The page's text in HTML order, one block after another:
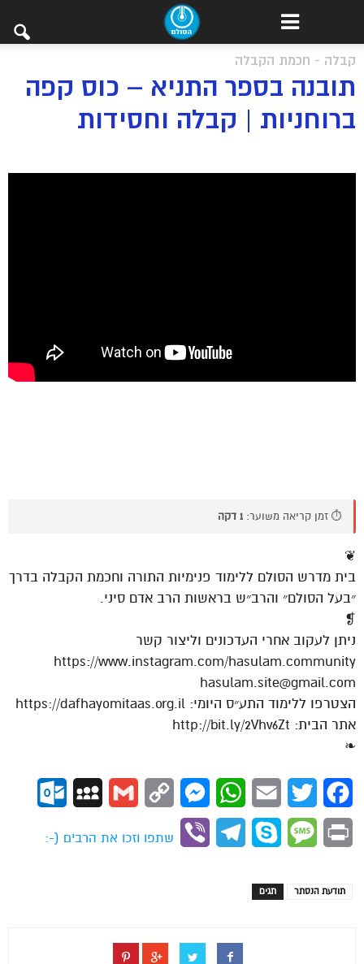
קבלה - חכמת הקבלה
תובנה בספר התניא – כוס קפה
ברוחניות | קבלה וחסידות
⏱️ זמן קריאה משוער: 1 דקה
❦
בית מדרש הסולם ללימוד פנימיות התורה וחכמת הקבלה בדרך
״בעל הסולם״ והרב״ש בראשות הרב אדם סיני.
❡
ניתן לעקוב אחרי העדכונים וליצור קשר
https://www.instagram.com/hasulam.community
hasulam.site@gmail.com
הצטרפו ללימוד התע״ס היומי: https://dafhayomitaas.org.il
אתר הבית: http://bit.ly/2Vhv6Zt
❧
Facebook
Twitter
Email
WhatsApp
Messenger
Copy
Gmail
MySpace
Print
Message
Skype
Telegram
Viber
שתפו וזכו את הרבים (-:
תגים תודעת הנסתר